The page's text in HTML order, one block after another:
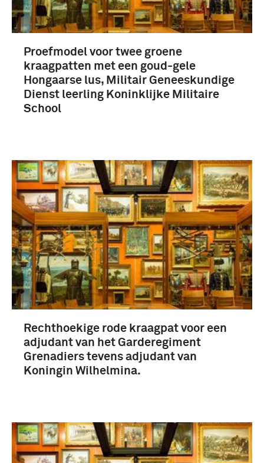
Proefmodel voor twee groene
kraagpatten met een goud-gele
Hongaarse lus, Militair Geneeskundige
Dienst leerling Koninklijke Militaire
School
Rechthoekige rode kraagpat voor een
adjudant van het Garderegiment
Grenadiers tevens adjudant van
Koningin Wilhelmina.